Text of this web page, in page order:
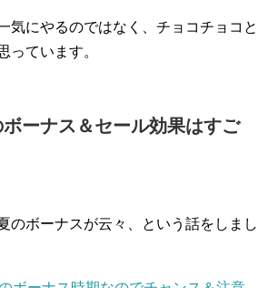
気にやるのではなく、チョコチョコと
っています。
ーナス＆セール効果はすご
のボーナスが云々、という話をしまし